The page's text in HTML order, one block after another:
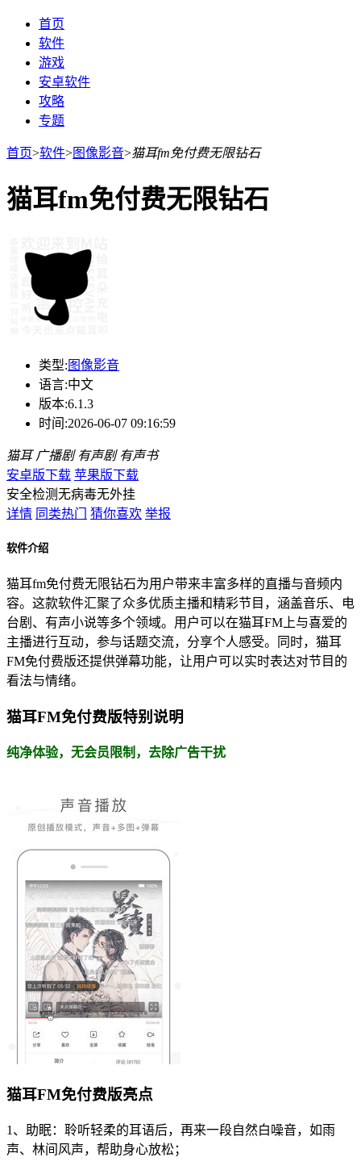
首页
软件
游戏
安卓软件
攻略
专题
首页>软件>图像影音>猫耳fm免付费无限钻石
猫耳fm免付费无限钻石
类型: 图像影音
语言:中文
版本:6.1.3
时间:2026-06-07 09:16:59
猫耳 广播剧 有声剧 有声书
安卓版下载 苹果版下载
安全检测无病毒无外挂
详情 同类热门 猜你喜欢 举报
软件介绍
猫耳fm免付费无限钻石为用户带来丰富多样的直播与音频内
容。这款软件汇聚了众多优质主播和精彩节目，涵盖音乐、电
台剧、有声小说等多个领域。用户可以在猫耳FM上与喜爱的
主播进行互动，参与话题交流，分享个人感受。同时，猫耳
FM免付费版还提供弹幕功能，让用户可以实时表达对节目的
看法与情绪。
猫耳FM免付费版特别说明
纯净体验，无会员限制，去除广告干扰
猫耳FM免付费版亮点
1、助眠：聆听轻柔的耳语后，再来一段自然白噪音，如雨
声、林间风声，帮助身心放松；